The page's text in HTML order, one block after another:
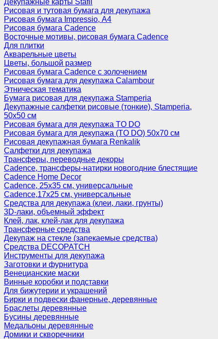
Декупажные карты Stafil
Рисовая и тутовая бумага для декупажа
Рисовая бумага Impressio, А4
Рисовая бумага Cadence
Восточные мотивы, рисовая бумага Cadence
Для плитки
Акварельные цветы
Цветы, большой размер
Рисовая бумага Cadence c золочением
Рисовая бумага для декупажа Calambour
Этническая тематика
Бумага рисовая для декупажа Stamperia
Декупажные салфетки рисовые (тонкие), Stamperia,
50х50 см
Рисовая бумага для декупажа TO DO
Рисовая бумага для декупажа (TO DO) 50х70 см
Рисовая декупажная бумага Renkalik
Салфетки для декупажа
Трансферы, переводные декоры
Cadence, трансферы-натирки новогодние блестящие
Cadence Home Decor
Cadence, 25х35 см, универсальные
Cadence,17х25 см, универсальные
Средства для декупажа (клеи, лаки, грунты)
3D-лаки, объемный эффект
Клей, лак, клей-лак для декупажа
Трансферные средства
Декупаж на стекле (запекаемые средства)
Средства DECOPATCH
Инструменты для декупажа
Заготовки и фурнитура
Венецианские маски
Винные коробки и подставки
Для бижутерии и украшений
Бирки и подвески фанерные, деревянные
Браслеты деревянные
Бусины деревянные
Медальоны деревянные
Домики и скворечники